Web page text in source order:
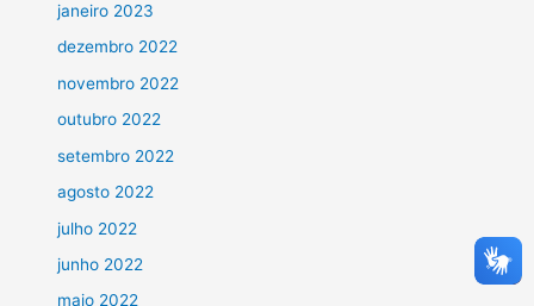
janeiro 2023
dezembro 2022
novembro 2022
outubro 2022
setembro 2022
agosto 2022
julho 2022
junho 2022
maio 2022